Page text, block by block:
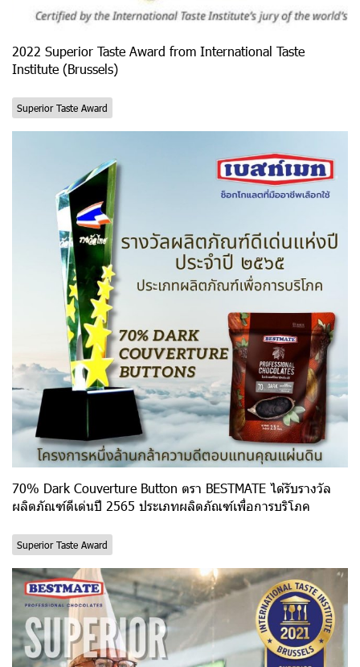
2022 Superior Taste Award from International Taste
Institute (Brussels)
Superior Taste Award
70% Dark Couverture Button ตรา BESTMATE ได้รับรางวัล
ผลิตภัณฑ์ดีเด่นปี 2565 ประเภทผลิตภัณฑ์เพื่อการบริโภค
Superior Taste Award